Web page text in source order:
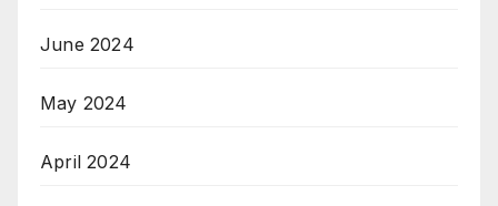
June 2024
May 2024
April 2024